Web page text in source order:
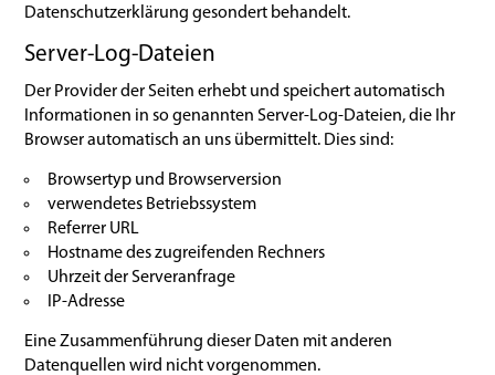
Datenschutzerklärung gesondert behandelt.
Server-Log-Dateien
Der Provider der Seiten erhebt und speichert automatisch
Informationen in so genannten Server-Log-Dateien, die Ihr
Browser automatisch an uns übermittelt. Dies sind:
Browsertyp und Browserversion
verwendetes Betriebssystem
Referrer URL
Hostname des zugreifenden Rechners
Uhrzeit der Serveranfrage
IP-Adresse
Eine Zusammenführung dieser Daten mit anderen
Datenquellen wird nicht vorgenommen.